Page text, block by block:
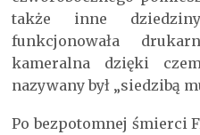
także inne
funkcjonowała
kameralna dzięki
nazywany był „siedzibą
Po bezpotomnej śmierci